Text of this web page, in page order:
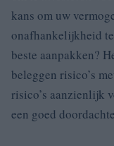
kans om uw
onafhankelijkheid
beste aanpakken?
beleggen risico’s
risico’s aanzienlijk
een goed